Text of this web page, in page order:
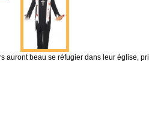
auront beau se réfugier dans leur église,